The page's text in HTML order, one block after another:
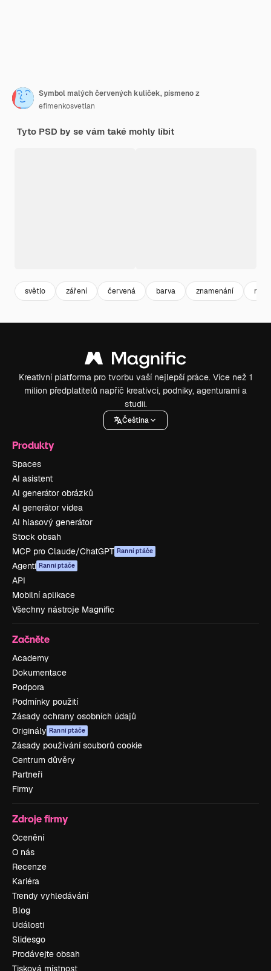
Symbol malých červených kuliček, písmeno z
efimenkosvetlan
Tyto PSD by se vám také mohly líbit
světlo záření červená barva znamenání
Kreativní platforma pro tvorbu vaší nejlepší práce. Více než 1
milion předplatitelů napříč kreativci, podniky, agenturami a
studii.
Čeština
Produkty
Spaces
AI asistent
AI generátor obrázků
AI generátor videa
AI hlasový generátor
Stock obsah
MCP pro Claude/ChatGPT Ranní ptáče
Agenti Ranní ptáče
API
Mobilní aplikace
Všechny nástroje Magnific
Začněte
Academy
Dokumentace
Podpora
Podmínky použití
Zásady ochrany osobních údajů
Originály Ranní ptáče
Zásady používání souborů cookie
Centrum důvěry
Partneři
Firmy
Zdroje firmy
Ocenění
O nás
Recenze
Kariéra
Trendy vyhledávání
Blog
Události
Slidesgo
Prodávejte obsah
Tisková místnost